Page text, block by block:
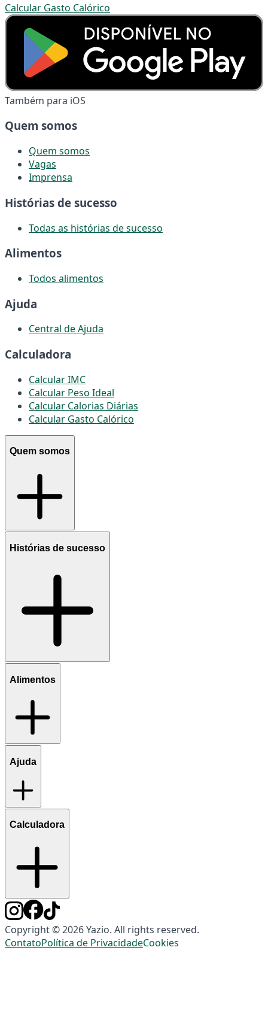
Calcular Gasto Calórico
Também para iOS
Quem somos
Quem somos
Vagas
Imprensa
Histórias de sucesso
Todas as histórias de sucesso
Alimentos
Todos alimentos
Ajuda
Central de Ajuda
Calculadora
Calcular IMC
Calcular Peso Ideal
Calcular Calorias Diárias
Calcular Gasto Calórico
Quem somos
Histórias de sucesso
Alimentos
Ajuda
Calculadora
Copyright © 2026 Yazio. All rights reserved.
ContatoPolítica de PrivacidadeCookies